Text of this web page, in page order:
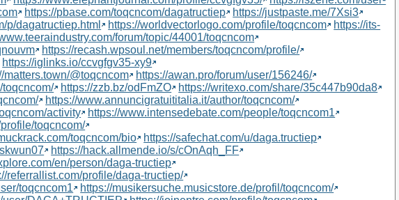
https://pbase.com/toqcncom/dagatructiep
https://justpaste.me/7Xsi3
p/dagatructiep.html https://worldvectorlogo.com/profile/toqcncom
https://its-
forum/topic/44001/toqcncom
https://recash.wpsoul.net/members/toqcncom/profile/
https://iglinks.io/ccvgfgv35-xy9
matters.town/@toqcncom
https://awan.pro/forum/user/156246/
toqcncom/ https://zzb.bz/odFmZO
https://writexo.com/share/35c447b90da8
https://www.annuncigratuititalia.it/author/toqcncom/
activity
https://www.intensedebate.com/people/toqcncom1
toqcncom/
toqcncom/bio
https://safechat.com/u/daga.tructiep
https://hack.allmende.io/s/cOnAqh_FF
en/person/daga-tructiep
referrallist.com/profile/daga-tructiep/
toqcncom1
https://musikersuche.musicstore.de/profil/toqcncom/